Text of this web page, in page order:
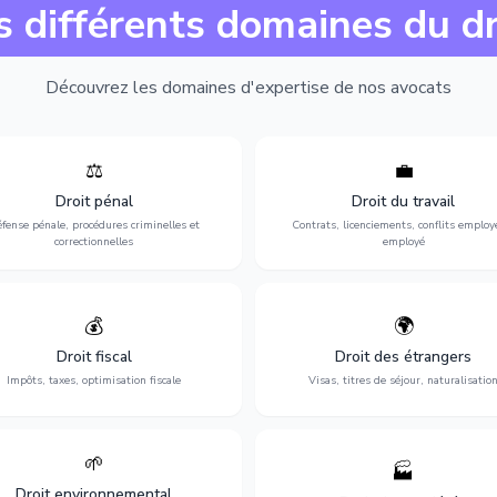
différents domaines du
Découvrez les domaines d'expertise de nos avocats
⚖️
Droit pénal
pénale, procédures criminelles et
correctionnelles
Expertise en matière pénale, de
en garde à vue jusqu'au
pour toute affaire correctionnelle
ou criminelle.
💼
Droit du travail
Contrats, licenciements, conflits
employé
Protection de vos droits au
contrats, licenciements,
discrimination et conflits avec
l'employeur.
💰
Droit fiscal
Impôts, taxes, optimisation fiscale
de votre situation fiscale :
contentieux, contrôles
fiscaux et planification.
🌍
Droit des étrangers
Visas, titres de séjour, naturalisation
Obtention de vos droits de séjour :
cartes de séjour, regroupement
naturalisation.
🌱 🏭
Structuration de votre société :